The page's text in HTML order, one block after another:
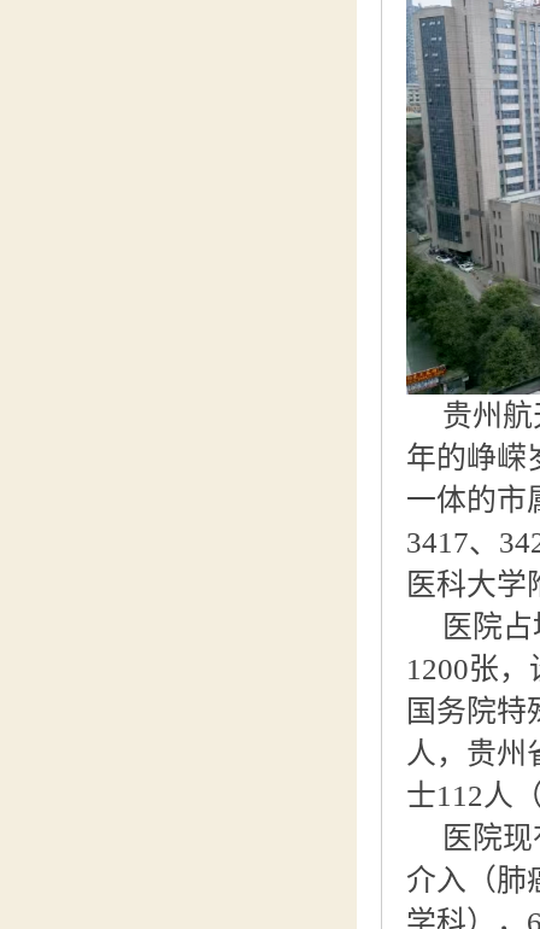
贵州
年的峥嵘
一体的市
3417、
医科大
医院
1200张
国务院特
人，贵州
士112人
医院
介入（肺